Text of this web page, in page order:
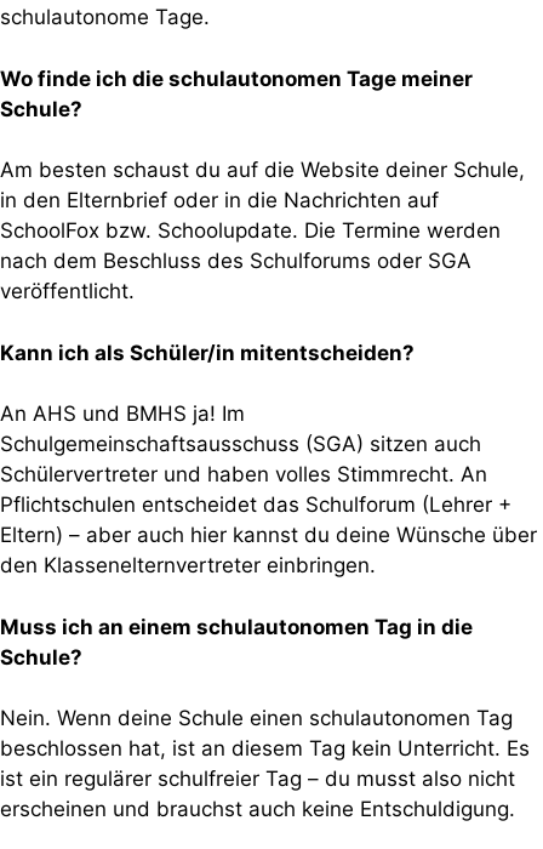
schulautonome Tage.
Wo finde ich die schulautonomen Tage meiner
Schule?
Am besten schaust du auf die Website deiner Schule,
in den Elternbrief oder in die Nachrichten auf
SchoolFox bzw. Schoolupdate. Die Termine werden
nach dem Beschluss des Schulforums oder SGA
veröffentlicht.
Kann ich als Schüler/in mitentscheiden?
An AHS und BMHS ja! Im
Schulgemeinschaftsausschuss (SGA) sitzen auch
Schülervertreter und haben volles Stimmrecht. An
Pflichtschulen entscheidet das Schulforum (Lehrer +
Eltern) – aber auch hier kannst du deine Wünsche über
den Klassenelternvertreter einbringen.
Muss ich an einem schulautonomen Tag in die
Schule?
Nein. Wenn deine Schule einen schulautonomen Tag
beschlossen hat, ist an diesem Tag kein Unterricht. Es
ist ein regulärer schulfreier Tag – du musst also nicht
erscheinen und brauchst auch keine Entschuldigung.